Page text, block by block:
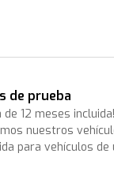
de prueba
de 12 meses
nuestros
para vehículos